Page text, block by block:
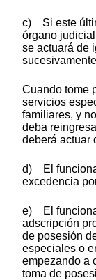
c) Si este
órgano
se actuará de
Cuando tome
servicios
familiares, y
deba
deberá actuar
d) El
excedencia
e) El
adscripción
de posesión
especiales o
empezando a
toma de